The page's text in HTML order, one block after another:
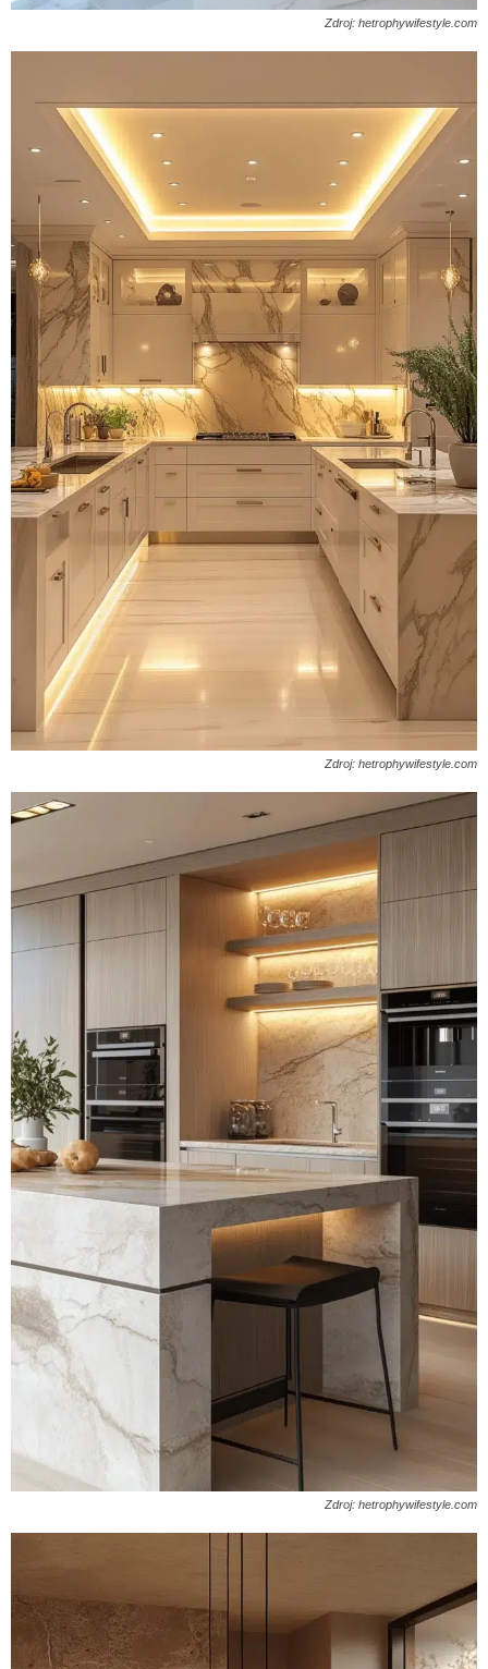
Zdroj: hetrophywifestyle.com
Zdroj: hetrophywifestyle.com
Zdroj: hetrophywifestyle.com